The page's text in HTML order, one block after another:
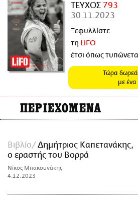
ΤΕΥΧΟΣ 793
30.11.2023
Ξεφυλλίστε
τη LiFO
έτσι όπως
Τώρα
με ένα
ΠΕΡΙΕΧΟΜΕΝΑ
Βιβλίο
Δημήτριος Καπετανάκης,
ο εραστής του Βορρά
Νίκος Μπακουνάκης
4.12.2023